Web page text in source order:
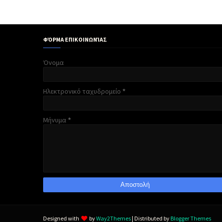
ΦΌΡΜΑ ΕΠΙΚΟΙΝΩΝΊΑΣ
Όνομα
Ηλεκτρονικό ταχυδρομείο *
Μήνυμα *
Designed with byWay2Themes | Distributed by Blogger Themes